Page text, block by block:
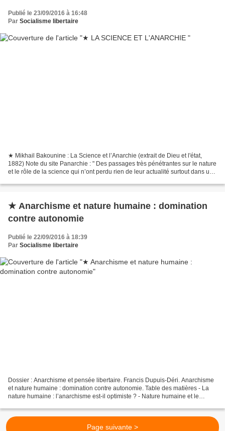
Publié le 23/09/2016 à 16:48
Par Socialisme libertaire
★ Mikhail Bakounine : La Science et l’Anarchie (extrait de Dieu et l'état,
1882) Note du site Panarchie : " Des passages très pénétrantes sur le nature
et le rôle de la science qui n’ont perdu rien de leur actualité surtout dans une
★ Anarchisme et nature humaine : domination
contre autonomie
Publié le 22/09/2016 à 18:39
Par Socialisme libertaire
Dossier : Anarchisme et pensée libertaire. Francis Dupuis-Déri. Anarchisme
et nature humaine : domination contre autonomie. Table des matières - La
nature humaine : l’anarchisme est-il optimiste ? - Nature humaine et le
Page suivante >